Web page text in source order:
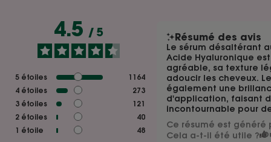
4.5 / 5
5 étoiles
1164
4 étoiles
273
3 étoiles
121
2 étoiles
40
1 étoile 48
Résumé des avis
Le sérum désaltérant
Acide Hyaluronique
agréable, sa texture
adoucir les cheveux.
également une
d'application, faisant
incontournable pour
Ce résumé est généré
Cela a-t-il été utile ?